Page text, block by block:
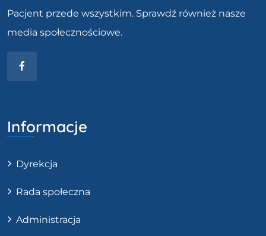
Pacjent przede wszystkim. Sprawdź również nasze
media społecznościowe.
Informacje
Dyrekcja
Rada społeczna
Administracja